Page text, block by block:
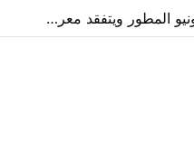
مدبولي يفتتح كورنيش 30 يونيو المطور ويتفقد معرض “كنوز مصر” بمطروح